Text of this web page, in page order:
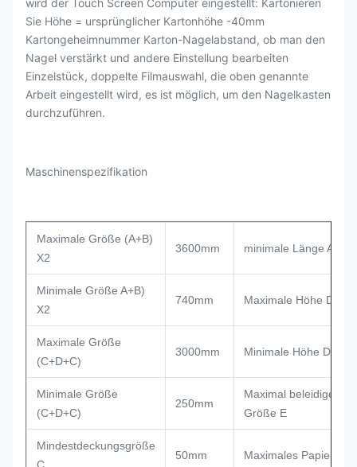
wird der Touch Screen Computer eingestellt: Kartonieren
Sie Höhe = ursprünglicher Kartonhöhe -40mm
Kartongeheimnummer Karton-Nagelabstand, ob man den
Nagel verstärkt und andere Einstellung bearbeiten
Einzelstück, doppelte Filmauswahl, die oben genannte
Arbeit eingestellt wird, es ist möglich, um den Nagelkasten
durchzuführen.
Maschinenspezifikation
Maximale Größe (A+B)
X2
3600mm minimale Länge A
Minimale Größe A+B)
X2
740mm Maximale Höhe D
Maximale Größe
(C+D+C)
3000mm Minimale Höhe D
Minimale Größe
(C+D+C)
250mm
Maximal beleidigen
Größe E
Mindestdeckungsgröße
50mm Maximales Papier-